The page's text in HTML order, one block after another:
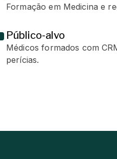
Formação em Medicina e
Público-alvo
Médicos formados com
perícias.